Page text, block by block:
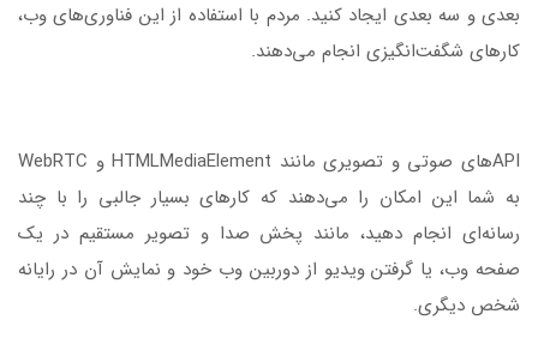
بعدی و سه بعدی ایجاد کنید. مردم با استفاده از این فناوری‌های وب،
کارهای شگفت‌انگیزی انجام می‌دهند.
APIهای صوتی و تصویری مانند HTMLMediaElement و WebRTC
به شما این امکان را می‌دهند که کارهای بسیار جالبی را با چند
رسانه‌ای انجام دهید، مانند پخش صدا و تصویر مستقیم در یک
صفحه وب، یا گرفتن ویدیو از دوربین وب خود و نمایش آن در رایانه
شخص دیگری.